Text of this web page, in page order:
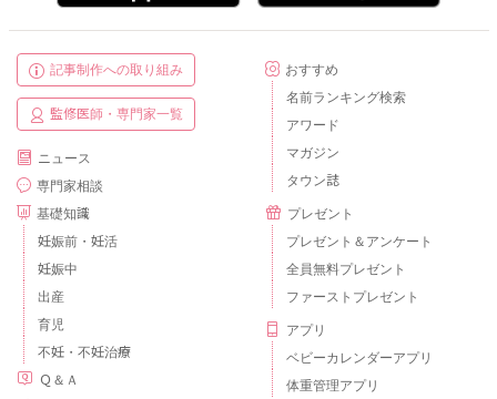
記事制作への取り組み
監修医師・専門家一覧
ニュース
専門家相談
基礎知識
妊娠前・妊活
妊娠中
出産
育児
不妊・不妊治療
Ｑ＆Ａ
おすすめ
名前ランキング検索
アワード
マガジン
タウン誌
プレゼント
プレゼント＆アンケート
全員無料プレゼント
ファーストプレゼント
アプリ
ベビーカレンダーアプリ
体重管理アプリ